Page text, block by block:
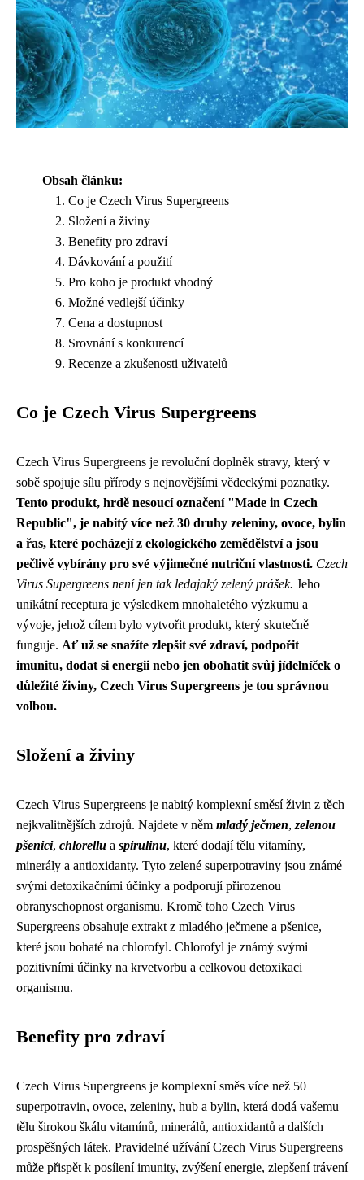
Obsah článku:
Co je Czech Virus Supergreens
Složení a živiny
Benefity pro zdraví
Dávkování a použití
Pro koho je produkt vhodný
Možné vedlejší účinky
Cena a dostupnost
Srovnání s konkurencí
Recenze a zkušenosti uživatelů
Co je Czech Virus Supergreens
Czech Virus Supergreens je revoluční doplněk stravy, který v
sobě spojuje sílu přírody s nejnovějšími vědeckými poznatky.
Tento produkt, hrdě nesoucí označení "Made in Czech
Republic", je nabitý více než 30 druhy zeleniny, ovoce, bylin
a řas, které pocházejí z ekologického zemědělství a jsou
pečlivě vybírány pro své výjimečné nutriční vlastnosti. Czech
Virus Supergreens není jen tak ledajaký zelený prášek. Jeho
unikátní receptura je výsledkem mnohaletého výzkumu a
vývoje, jehož cílem bylo vytvořit produkt, který skutečně
funguje. Ať už se snažíte zlepšit své zdraví, podpořit
imunitu, dodat si energii nebo jen obohatit svůj jídelníček o
důležité živiny, Czech Virus Supergreens je tou správnou
volbou.
Složení a živiny
Czech Virus Supergreens je nabitý komplexní směsí živin z těch
nejkvalitnějších zdrojů. Najdete v něm mladý ječmen, zelenou
pšenici, chlorellu a spirulinu, které dodají tělu vitamíny,
minerály a antioxidanty. Tyto zelené superpotraviny jsou známé
svými detoxikačními účinky a podporují přirozenou
obranyschopnost organismu. Kromě toho Czech Virus
Supergreens obsahuje extrakt z mladého ječmene a pšenice,
které jsou bohaté na chlorofyl. Chlorofyl je známý svými
pozitivními účinky na krvetvorbu a celkovou detoxikaci
organismu.
Benefity pro zdraví
Czech Virus Supergreens je komplexní směs více než 50
superpotravin, ovoce, zeleniny, hub a bylin, která dodá vašemu
tělu širokou škálu vitamínů, minerálů, antioxidantů a dalších
prospěšných látek. Pravidelné užívání Czech Virus Supergreens
může přispět k posílení imunity, zvýšení energie, zlepšení trávení